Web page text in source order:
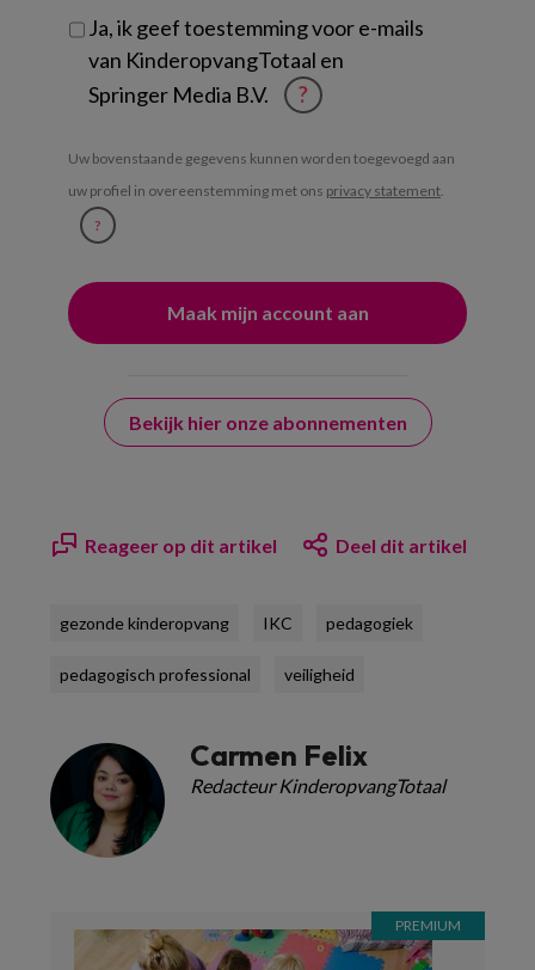
Ja, ik geef toestemming voor e-mails
van KinderopvangTotaal en
Springer Media B.V.
?
Uw bovenstaande gegevens kunnen worden toegevoegd aan
uw profiel in overeenstemming met ons privacy statement
?
Bekijk hier onze abonnementen
Reageer op dit artikel Deel dit artikel
gezonde kinderopvang IKC pedagogiek
pedagogisch professional veiligheid
Carmen Felix
Redacteur KinderopvangTotaal